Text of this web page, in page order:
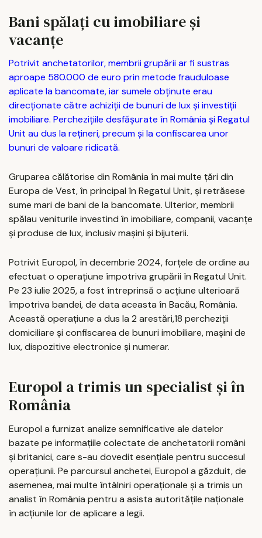
Bani spălaţi cu imobiliare şi
vacanţe
Potrivit anchetatorilor, membrii grupării ar fi sustras
aproape 580.000 de euro prin metode frauduloase
aplicate la bancomate, iar sumele obținute erau
direcționate către achiziții de bunuri de lux și investiții
imobiliare. Perchezițiile desfășurate în România și Regatul
Unit au dus la rețineri, precum și la confiscarea unor
bunuri de valoare ridicată.
Gruparea călătorise din România în mai multe țări din
Europa de Vest, în principal în Regatul Unit, și retrăsese
sume mari de bani de la bancomate. Ulterior, membrii
spălau veniturile investind în imobiliare, companii, vacanțe
și produse de lux, inclusiv mașini și bijuterii.
Potrivit Europol, în decembrie 2024, forțele de ordine au
efectuat o operațiune împotriva grupării în Regatul Unit.
Pe 23 iulie 2025, a fost întreprinsă o acțiune ulterioară
împotriva bandei, de data aceasta în Bacău, România.
Această operațiune a dus la 2 arestări,18 percheziții
domiciliare și confiscarea de bunuri imobiliare, mașini de
lux, dispozitive electronice și numerar.
Europol a trimis un specialist și în
România
Europol a furnizat analize semnificative ale datelor
bazate pe informațiile colectate de anchetatorii români
și britanici, care s-au dovedit esențiale pentru succesul
operațiunii. Pe parcursul anchetei, Europol a găzduit, de
asemenea, mai multe întâlniri operaționale și a trimis un
analist în România pentru a asista autoritățile naționale
în acțiunile lor de aplicare a legii.